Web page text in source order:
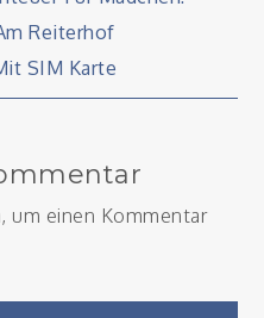
Reiterhof
SIM Karte
um einen Kommentar